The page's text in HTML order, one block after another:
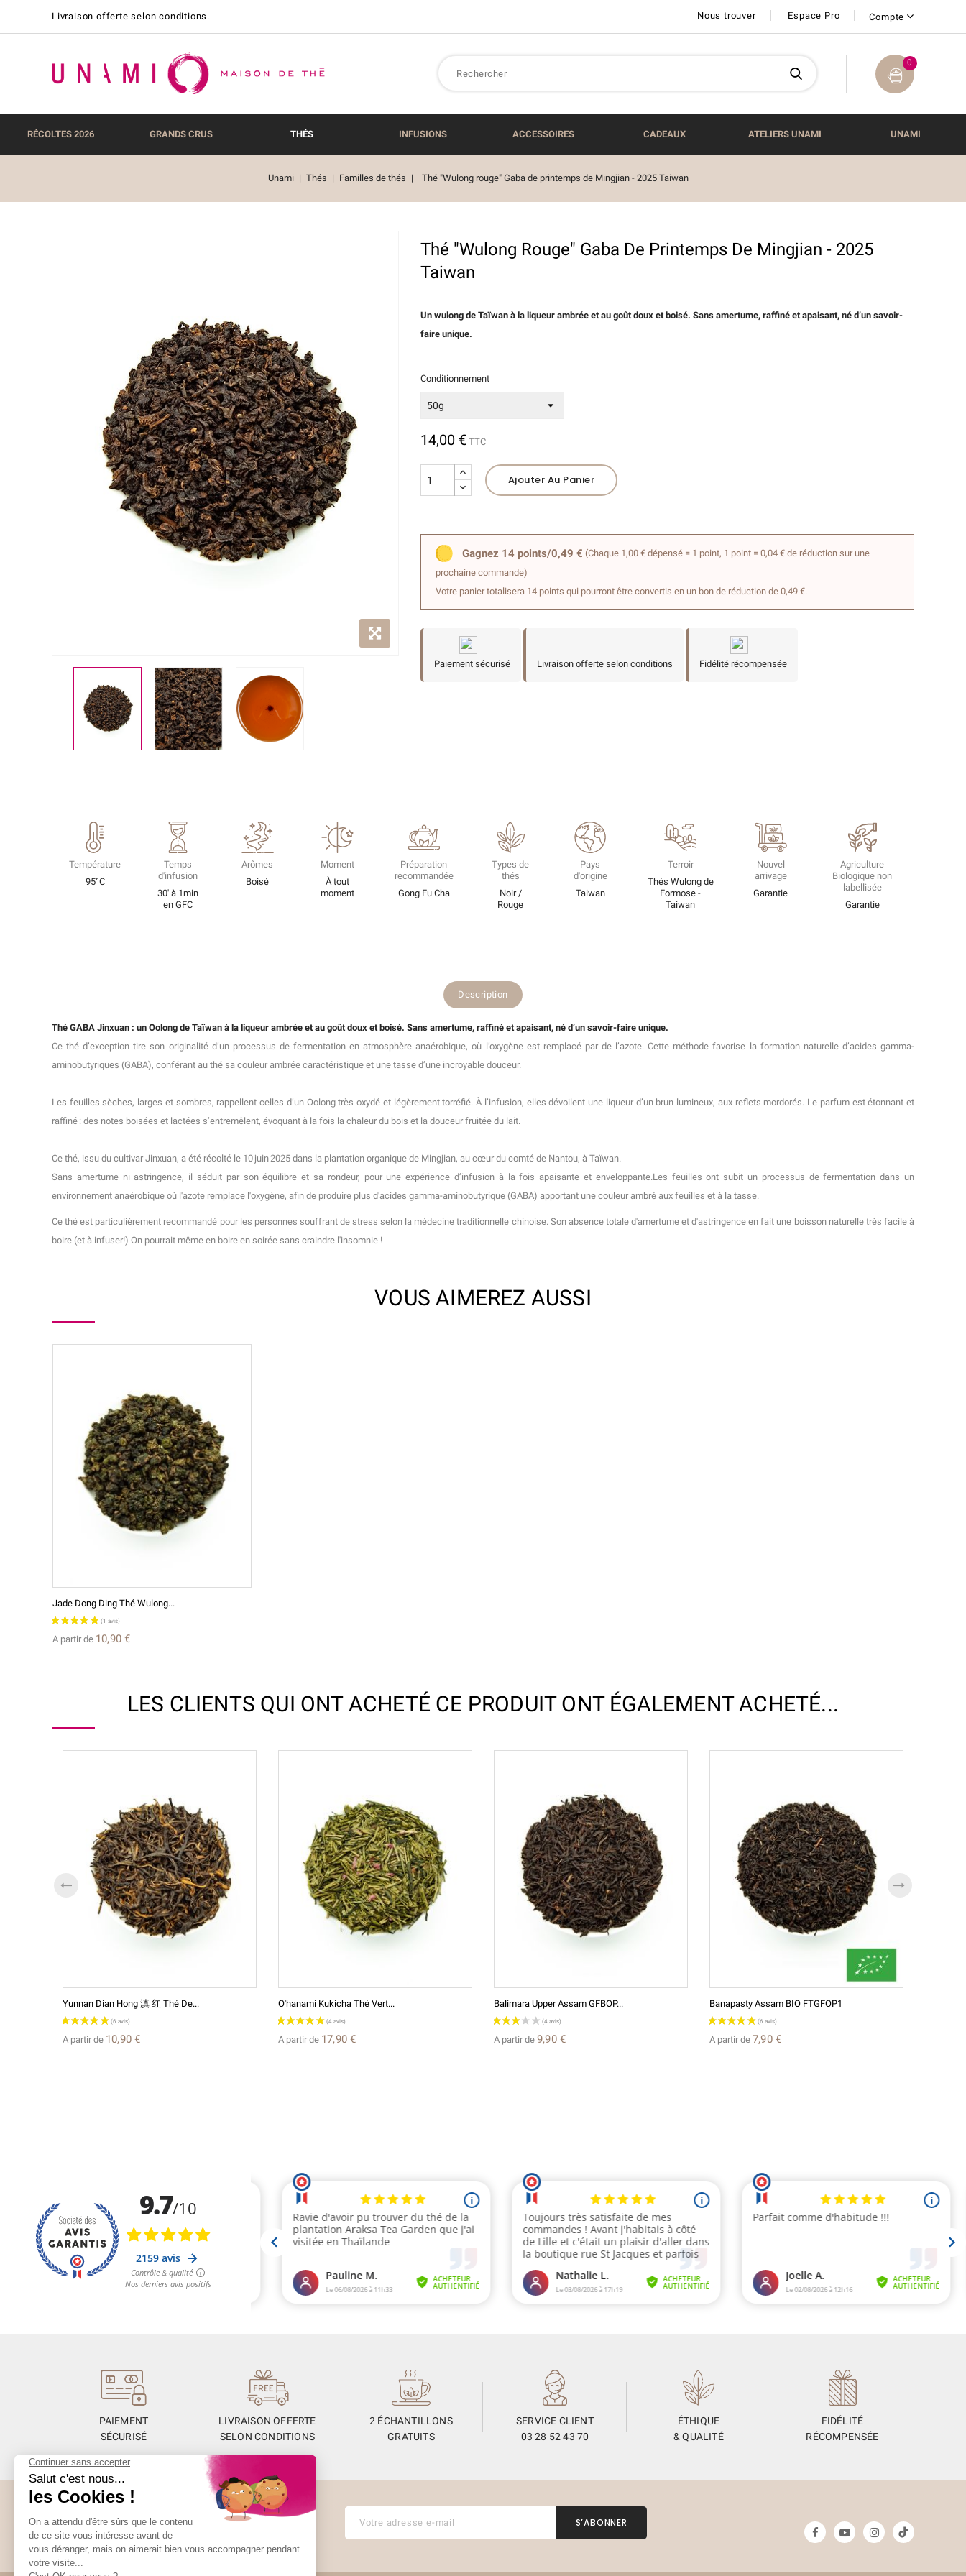
Livraison offerte selon conditions. Nous trouver Espace Pro Compte
0
RÉCOLTES 2026 GRANDS CRUS THÉS INFUSIONS ACCESSOIRES CADEAUX ATELIERS UNAMI UNAMI
Unami Thés Familles de thés Thé "Wulong rouge" Gaba de printemps de Mingjian - 2025 Taiwan
Thé "Wulong Rouge" Gaba De Printemps De Mingjian - 2025
Taiwan
Un wulong de Taïwan à la liqueur ambrée et au goût doux et boisé. Sans amertume, raffiné et apaisant, né d’un savoir-
faire unique.
Conditionnement
14,00 € TTC
Ajouter Au Panier
Gagnez 14 points/0,49 € (Chaque 1,00 € dépensé = 1 point, 1 point = 0,04 € de réduction sur une
prochaine commande)
Votre panier totalisera 14 points qui pourront être convertis en un bon de réduction de 0,49 €.
Paiement sécurisé Livraison offerte selon conditions Fidélité récompensée
Température
95°C
Temps
d'infusion
30' à 1min
en GFC
Arômes
Boisé
Moment
À tout
moment
Préparation
recommandée
Gong Fu Cha
Types de
thés
Noir /
Rouge
Pays
d'origine
Taiwan
Terroir
Thés Wulong de
Formose -
Taiwan
Nouvel
arrivage
Garantie
Agriculture
Biologique non
labellisée
Garantie
Description
Thé GABA Jinxuan : un Oolong de Taïwan à la liqueur ambrée et au goût doux et boisé. Sans amertume, raffiné et apaisant, né d’un savoir-faire unique.
Ce thé d’exception tire son originalité d’un processus de fermentation en atmosphère anaérobique, où l’oxygène est remplacé par de l’azote. Cette méthode favorise la formation naturelle d’acides gamma-
aminobutyriques (GABA), conférant au thé sa couleur ambrée caractéristique et une tasse d’une incroyable douceur.
Les feuilles sèches, larges et sombres, rappellent celles d’un Oolong très oxydé et légèrement torréfié. À l’infusion, elles dévoilent une liqueur d’un brun lumineux, aux reflets mordorés. Le parfum est étonnant et
raffiné : des notes boisées et lactées s’entremêlent, évoquant à la fois la chaleur du bois et la douceur fruitée du lait.
Ce thé, issu du cultivar Jinxuan, a été récolté le 10 juin 2025 dans la plantation organique de Mingjian, au cœur du comté de Nantou, à Taïwan.
Sans amertume ni astringence, il séduit par son équilibre et sa rondeur, pour une expérience d’infusion à la fois apaisante et enveloppante.Les feuilles ont subit un processus de fermentation dans un
environnement anaérobique où l'azote remplace l'oxygène, afin de produire plus d'acides gamma-aminobutyrique (GABA) apportant une couleur ambré aux feuilles et à la tasse.
Ce thé est particulièrement recommandé pour les personnes souffrant de stress selon la médecine traditionnelle chinoise. Son absence totale d'amertume et d'astringence en fait une boisson naturelle très facile à
boire (et à infuser!) On pourrait même en boire en soirée sans craindre l'insomnie !
VOUS AIMEREZ AUSSI
Jade Dong Ding Thé Wulong...
A partir de 10,90 €
LES CLIENTS QUI ONT ACHETÉ CE PRODUIT ONT ÉGALEMENT ACHETÉ...
Yunnan Dian Hong 滇 红 Thé De...
A partir de 10,90 €
O'hanami Kukicha Thé Vert...
A partir de 17,90 €
Balimara Upper Assam GFBOP...
A partir de 9,90 €
Banapasty Assam BIO FTGFOP1
A partir de 7,90 €
PAIEMENT
SÉCURISÉ
LIVRAISON OFFERTE
SELON CONDITIONS
2 ÉCHANTILLONS
GRATUITS
SERVICE CLIENT
03 28 52 43 70
ÉTHIQUE
& QUALITÉ
FIDÉLITÉ
RÉCOMPENSÉE
Abonnez-vous à la Newsletter
Restez informés de toute l’actualité Unami